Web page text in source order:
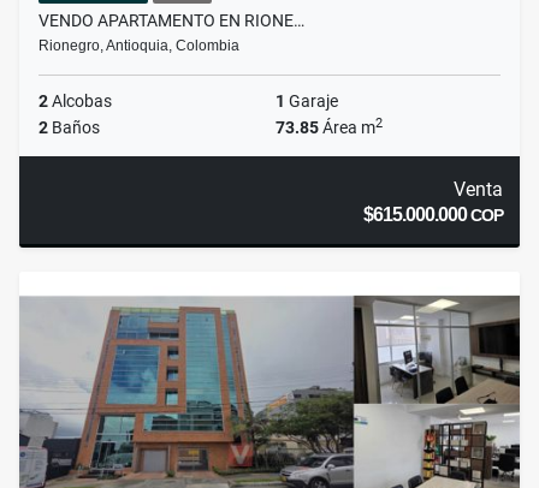
VENDO APARTAMENTO EN RIONE…
Rionegro, Antioquia, Colombia
2Alcobas 1 Garaje
2 Baños 73.85Área m2
Venta
$615.000.000COP